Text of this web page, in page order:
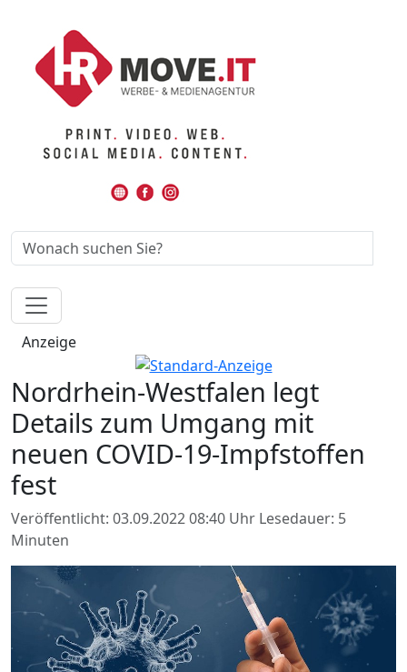
Anzeige
Nordrhein-Westfalen legt
Details zum Umgang mit
neuen COVID-19-Impfstoffen
fest
Veröffentlicht: 03.09.2022 08:40 Uhr Lesedauer: 5
Minuten